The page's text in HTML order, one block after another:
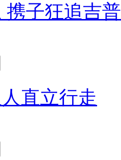
携子狂追吉
直立行走